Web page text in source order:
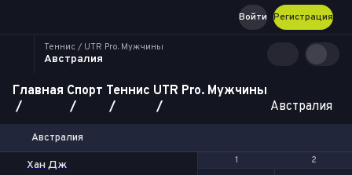
Регистрация
Войти
Теннис / UTR Pro. Мужчины
Австралия
Главная Спорт Теннис UTR Pro. Мужчины
Австралия
Австралия
1 2
Хан Дж 1 2